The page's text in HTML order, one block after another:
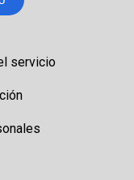
servicio